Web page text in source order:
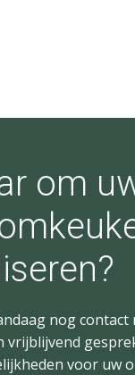
om
nog contact
vrijblijvend
voor uw